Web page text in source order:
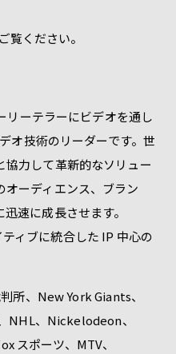
覧ください。
リーテラーにビデオを通し
オ技術のリーダーです。世
力して革新的なソリュー
ーディエンス、ブラン
速に成長させます。
ィブに統合した IP 中心の
所、New York Giants、
NHL、Nickelodeon、
スポーツ、MTV、